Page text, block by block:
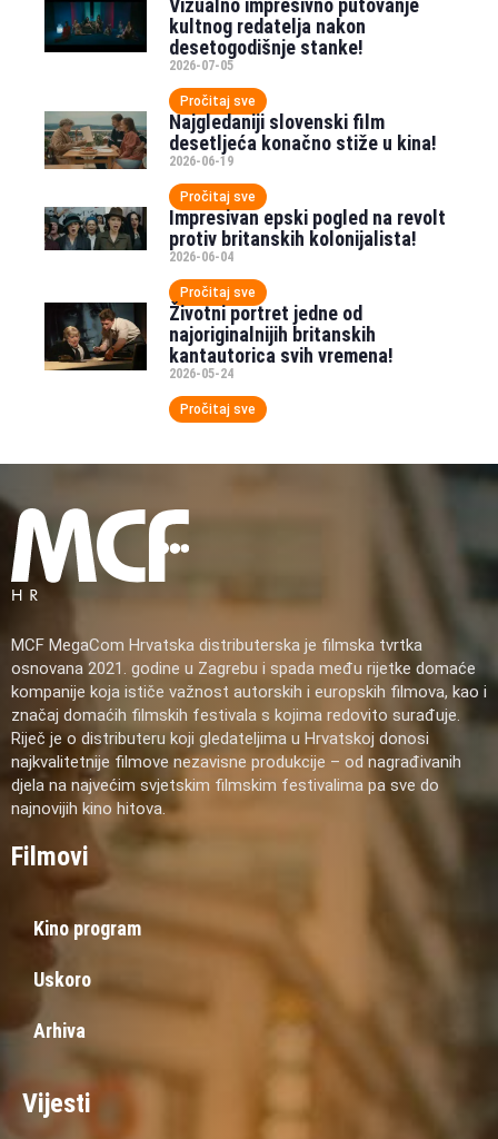
Vizualno impresivno putovanje
kultnog redatelja nakon
desetogodišnje stanke!
2026-07-05
Pročitaj sve
Najgledaniji slovenski film
desetljeća konačno stiže u kina!
2026-06-19
Pročitaj sve
Impresivan epski pogled na revolt
protiv britanskih kolonijalista!
2026-06-04
Pročitaj sve
Životni portret jedne od
najoriginalnijih britanskih
kantautorica svih vremena!
2026-05-24
Pročitaj sve
MCF MegaCom Hrvatska distributerska je filmska tvrtka
osnovana 2021. godine u Zagrebu i spada među rijetke domaće
kompanije koja ističe važnost autorskih i europskih filmova, kao i
značaj domaćih filmskih festivala s kojima redovito surađuje.
Riječ je o distributeru koji gledateljima u Hrvatskoj donosi
najkvalitetnije filmove nezavisne produkcije – od nagrađivanih
djela na najvećim svjetskim filmskim festivalima pa sve do
najnovijih kino hitova.
Filmovi
Kino program
Uskoro
Arhiva
Vijesti